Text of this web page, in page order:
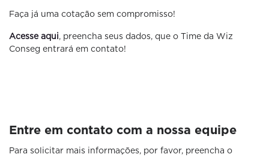
Faça já uma cotação sem compromisso!
Acesse aqui, preencha seus dados, que o Time da Wiz
Conseg entrará em contato!
Entre em contato com a nossa equipe
Para solicitar mais informações, por favor, preencha o